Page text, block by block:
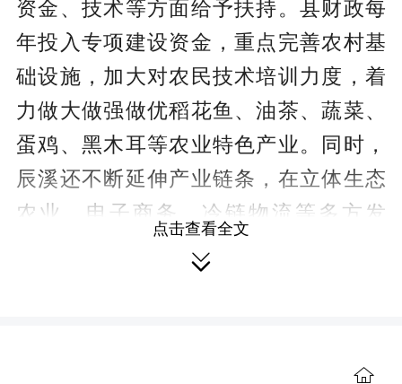
资金、技术等方面给予扶持。县财政每
年投入专项建设资金，重点完善农村基
础设施，加大对农民技术培训力度，着
力做大做强做优稻花鱼、油茶、蔬菜、
蛋鸡、黑木耳等农业特色产业。同时，
辰溪还不断延伸产业链条，在立体生态
农业、电子商务、冷链物流等多方发
力，推动农业产业与乡村旅游融合发
点击查看全文
